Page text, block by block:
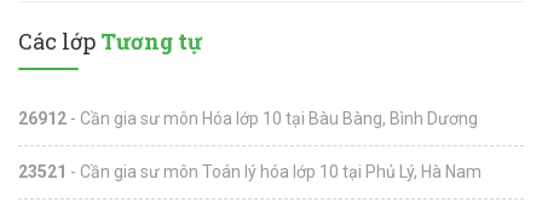
Các lớp Tương tự
26912 - Cần gia sư môn Hóa lớp 10 tại Bàu Bàng, Bình Dương
23521 - Cần gia sư môn Toán lý hóa lớp 10 tại Phủ Lý, Hà Nam